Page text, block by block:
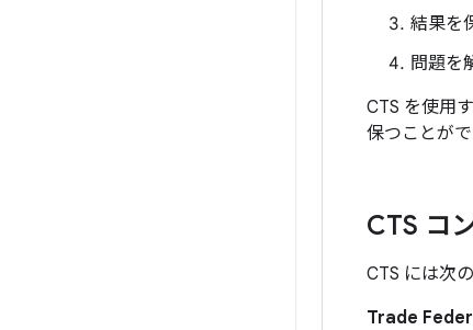
結果を
問題を
CTS を使用
保つことがで
CTS コ
CTS には次
Trade